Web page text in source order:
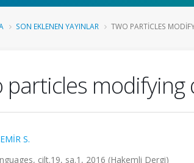
SON EKLENEN YAYINLAR TWO PARTICLES
particles
S.
cilt.19, sa.1, 2016 (Hakemli Dergi)